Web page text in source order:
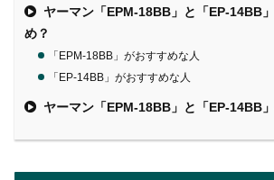
ヤーマン「EPM-18BB」と「EP-14BB
め？
「EPM-18BB」がおすすめな人
「EP-14BB」がおすすめな人
ヤーマン「EPM-18BB」と「EP-14BB